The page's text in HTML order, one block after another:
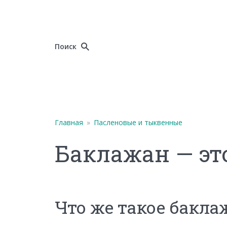
Поиск
Главная » Пасленовые и тыквенные
Баклажан —
Что же такое